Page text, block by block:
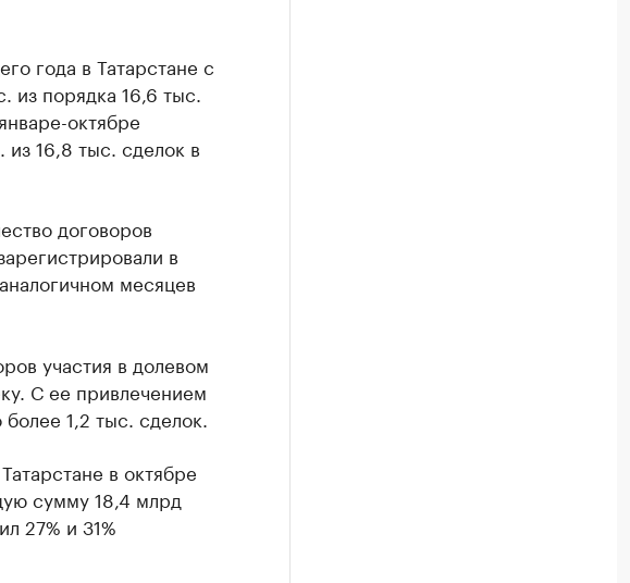
года в Татарстане с
из порядка 16,6 тыс.
октябре
из 16,8 тыс. сделок в
договоров
в
месяцев
участия в долевом
С ее привлечением
1,2 тыс. сделок.
в октябре
сумму 18,4 млрд
27% и 31%